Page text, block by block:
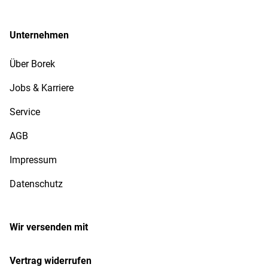
Unternehmen
Über Borek
Jobs & Karriere
Service
AGB
Impressum
Datenschutz
Wir versenden mit
Vertrag widerrufen